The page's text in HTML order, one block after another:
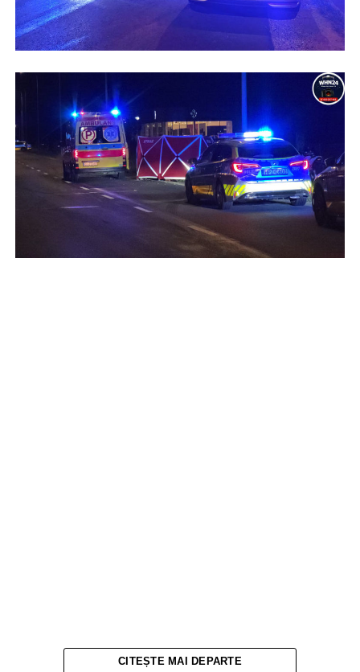
CITEȘTE MAI DEPARTE